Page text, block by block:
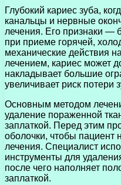
Глубокий кариес зуба,
канальцы и нервные
лечения. Его признаки —
при приеме горячей,
механические действия
лечением, кариес может
накладывает большие
увеличивает риск потери
Основным методом
удаление пораженной
заплаткой. Перед этим
оболочки, чтобы пациент
лечения. Специалист
инструменты для
после чего наполняет
заплаткой.